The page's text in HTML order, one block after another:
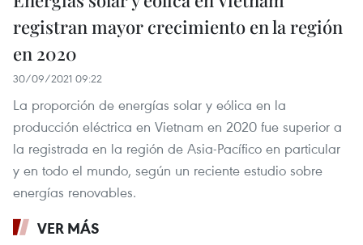
registran mayor crecimiento en la región
en 2020
30/09/2021 09:22
La proporción de energías solar y eólica en la
producción eléctrica en Vietnam en 2020 fue superior a
la registrada en la región de Asia-Pacífico en particular
y en todo el mundo, según un reciente estudio sobre
energías renovables.
VER MÁS